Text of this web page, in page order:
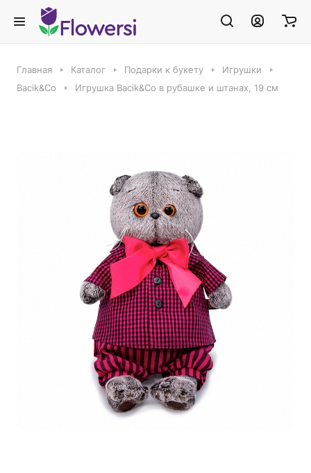
Главная Каталог Подарки к букету
Игрушки
Bacik&Co
Игрушка Bacik&Co в рубашке и штанах, 19 см